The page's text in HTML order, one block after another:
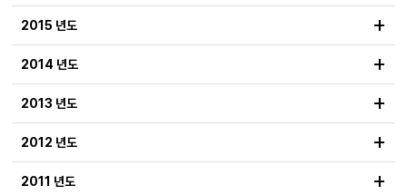
2015 년도 +
2014 년도 +
2013 년도 +
2012 년도 +
2011 년도 +